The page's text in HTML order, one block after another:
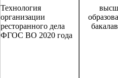
Технология
организации
ресторанного дела
ФГОС ВО 2020 года